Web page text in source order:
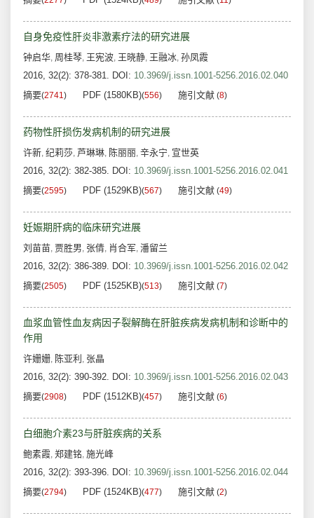
自身免疫性肝炎非激素疗法的研究进展
钟启华, 周桂琴, 王宪波, 王晓静, 王融冰, 孙凤霞
2016, 32(2): 378-381. DOI: 10.3969/j.issn.1001-5256.2016.02.040
摘要(2741) PDF (1580KB)(556) 施引文献 (8)
药物性肝损伤发病机制的研究进展
许新, 纪莉莎, 芦琳琳, 陈丽丽, 辛永宁, 宣世英
2016, 32(2): 382-385. DOI: 10.3969/j.issn.1001-5256.2016.02.041
摘要(2595) PDF (1529KB)(567) 施引文献 (49)
妊娠期肝病的临床研究进展
刘苗苗, 贾胜男, 张倩, 肖合军, 潘留兰
2016, 32(2): 386-389. DOI: 10.3969/j.issn.1001-5256.2016.02.042
摘要(2505) PDF (1525KB)(513) 施引文献 (7)
血浆血管性血友病因子裂解酶在肝脏疾病发病机制和诊断中的
作用
许姗姗, 陈亚利 , 张晶
2016, 32(2): 390-392. DOI: 10.3969/j.issn.1001-5256.2016.02.043
摘要(2908) PDF (1512KB)(457) 施引文献 (6)
白细胞介素23与肝脏疾病的关系
鲍素霞, 郑建铭, 施光峰
2016, 32(2): 393-396. DOI: 10.3969/j.issn.1001-5256.2016.02.044
摘要(2794) PDF (1524KB)(477) 施引文献 (2)